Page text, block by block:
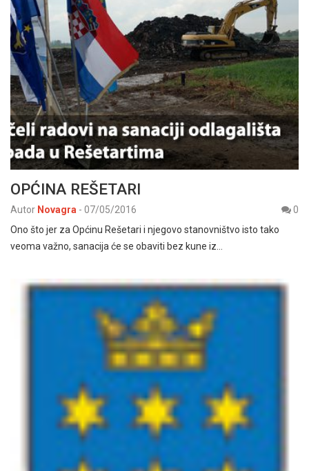
OPĆINA REŠETARI
Autor Novagra - 07/05/2016
0
Ono što jer za Općinu Rešetari i njegovo stanovništvo isto tako
veoma važno, sanacija će se obaviti bez kune iz…